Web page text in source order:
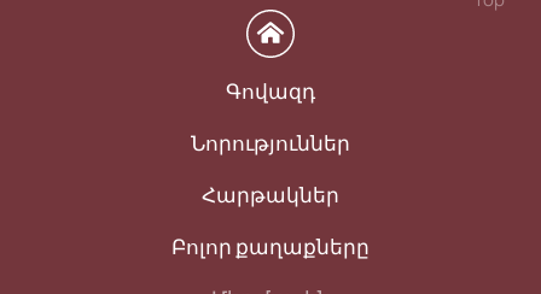
Գովազդ
Նորություններ
Հարթակներ
Բոլոր քաղաքները